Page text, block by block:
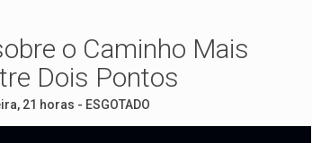
o Caminho Mais
Dois Pontos
21 horas - ESGOTADO